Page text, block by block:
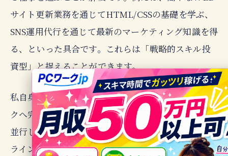
サイト更新業務を通じてHTML/CSSの基礎を学ぶ、
SNS運用代行を通じて最新のマーケティング知識を得
る、といった具合です。これらは「戦略的スキル投
資型」と捉えることができます。
私自身の話になりますが、私が3年前にリモートワー
クへ完全にシフトした際、副業コンサルティングと
並行して、デジタルツールの活用方法に関するオン
ラインセミナーの運営も開始しました。最初は全て